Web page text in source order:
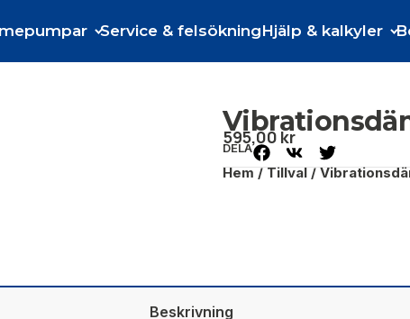
Service & felsökningHjälp & kalkyler
595,00 kr
DELA
Hem/Tillval/
Beskrivning